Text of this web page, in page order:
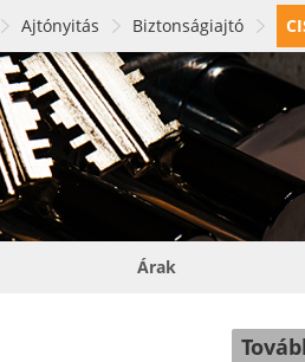
Ajtónyitás Biztonságiajtó
Árak